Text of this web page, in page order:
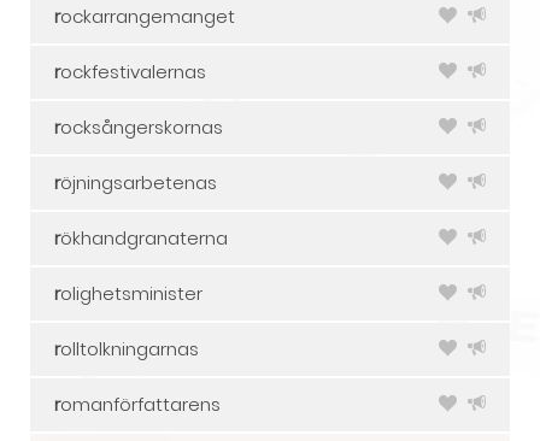
rockarrangemanget
rockfestivalernas
rocksångerskornas
röjningsarbetenas
rökhandgranaterna
rolighetsminister
rolltolkningarnas
romanförfattarens